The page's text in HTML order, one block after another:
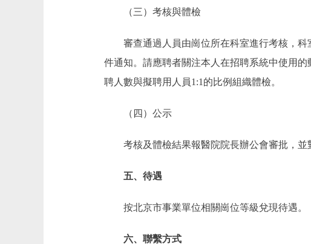
（三）考核與體檢
審查通過人員由崗位所在科室進行考核，科
件通知。請應聘者關注本人在招聘系統中使用
聘人數與擬聘用人員1:1的比例組織體檢。
（四）公示
考核及體檢結果報醫院院長辦公會審批，並
五、待遇
按北京市事業單位相關崗位等級兌現待遇。
六、聯繫方式